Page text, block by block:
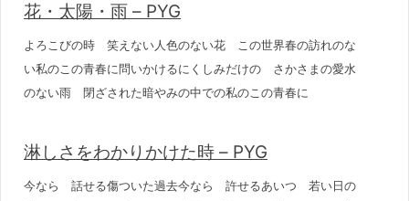
花・太陽・雨 – PYG
よろこびの時 笑えない人色のない花 この世界春の訪れのな
い私のこの青春に問いかけるにくしみだけの さかさまの愛水
のない雨 閉ざされた暗やみの中での私のこの青春に
淋しさをわかりかけた時 – PYG
今なら 話せる傷ついた過去今なら 許せるあいつ 若い日の